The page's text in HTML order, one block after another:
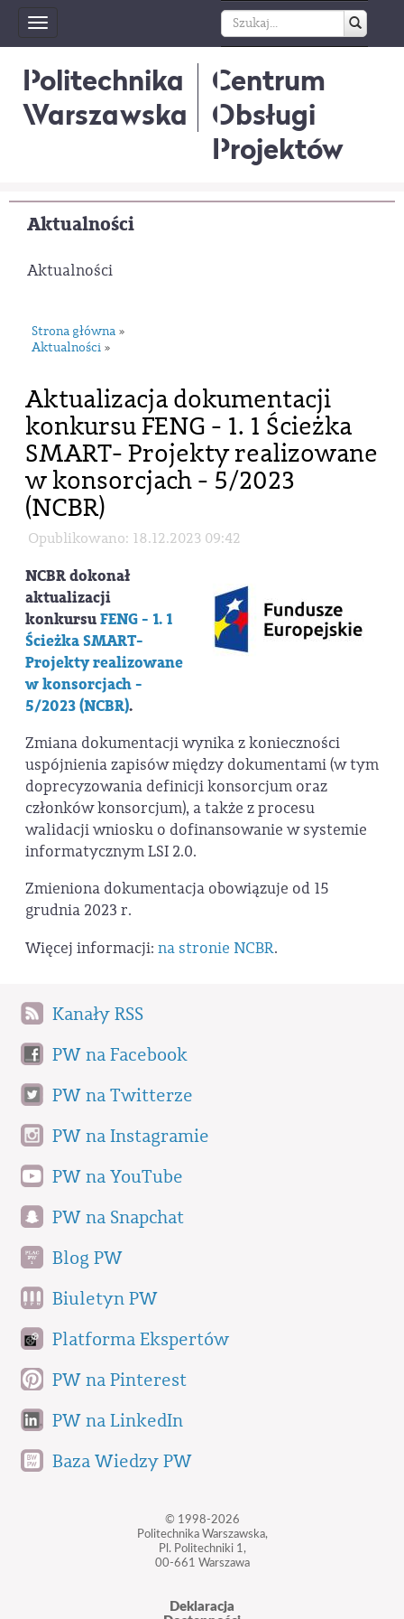
Toggle
navigation
Politechnika
Warszawska
Centrum
Obsługi
Projektów
Aktualności
Aktualności
Strona główna »
Aktualności »
Aktualizacja dokumentacji
konkursu FENG - 1. 1 Ścieżka
SMART- Projekty realizowane
w konsorcjach - 5/2023
(NCBR)
Opublikowano: 18.12.2023 09:42
NCBR dokonał
aktualizacji
konkursuFENG - 1. 1
Ścieżka SMART-
Projekty realizowane
w konsorcjach -
5/2023 (NCBR).
Zmiana dokumentacji wynika z konieczności
uspójnienia zapisów między dokumentami (w tym
doprecyzowania definicji konsorcjum oraz
członków konsorcjum), a także z procesu
walidacji wniosku o dofinansowanie w systemie
informatycznym LSI 2.0.
Zmieniona dokumentacja obowiązuje od 15
grudnia 2023 r.
Więcej informacji: na stronie NCBR.
Kanały RSS
PW na Facebook
PW na Twitterze
PW na Instagramie
PW na YouTube
PW na Snapchat
Blog PW
Biuletyn PW
Platforma Ekspertów
PW na Pinterest
PW na LinkedIn
Baza Wiedzy PW
© 1998-2026
Politechnika Warszawska,
Pl. Politechniki 1,
00-661 Warszawa
Deklaracja